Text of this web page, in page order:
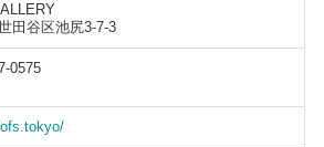
田谷区池尻3-7-3
0575